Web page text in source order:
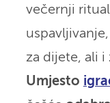
večernji
za dijete, ali i
Umjesto